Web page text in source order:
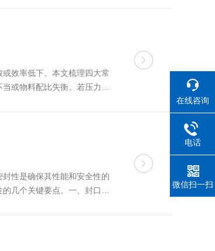
效率低下。本文梳理四大常
或物料配比失衡。若压力过
性是确保其性能和安全性的
几个关键要点。一、封口机
在线咨询
电话
微信扫一扫